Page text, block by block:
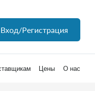
Вход/Регистрация
Цены О нас